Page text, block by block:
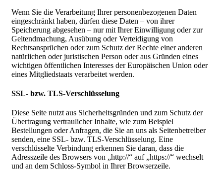
Wenn Sie die Verarbeitung Ihrer personenbezogenen Daten
eingeschränkt haben, dürfen diese Daten – von ihrer
Speicherung abgesehen – nur mit Ihrer Einwilligung oder zur
Geltendmachung, Ausübung oder Verteidigung von
Rechtsansprüchen oder zum Schutz der Rechte einer anderen
natürlichen oder juristischen Person oder aus Gründen eines
wichtigen öffentlichen Interesses der Europäischen Union oder
eines Mitgliedstaats verarbeitet werden.
SSL- bzw. TLS-Verschlüsselung
Diese Seite nutzt aus Sicherheitsgründen und zum Schutz der
Übertragung vertraulicher Inhalte, wie zum Beispiel
Bestellungen oder Anfragen, die Sie an uns als Seitenbetreiber
senden, eine SSL- bzw. TLS-Verschlüsselung. Eine
verschlüsselte Verbindung erkennen Sie daran, dass die
Adresszeile des Browsers von „http://“ auf „https://“ wechselt
und an dem Schloss-Symbol in Ihrer Browserzeile.